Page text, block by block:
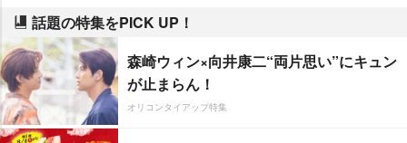
話題の特集をPICK UP！
森崎ウィン×向井康二“両片思い”にキュン
が止まらん！
オリコンタイアップ特集